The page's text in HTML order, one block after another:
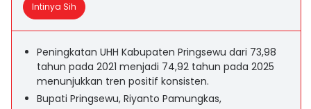
Intinya Sih
Peningkatan UHH Kabupaten Pringsewu dari 73,98
tahun pada 2021 menjadi 74,92 tahun pada 2025
menunjukkan tren positif konsisten.
Bupati Pringsewu, Riyanto Pamungkas,